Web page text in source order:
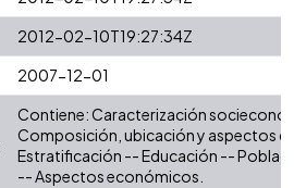
2012-02-10T19:27:34Z
2007-12-01
Contiene: Caracterización
Composición, ubicación y aspectos
Estratificación -- Educación --
-- Aspectos económicos.